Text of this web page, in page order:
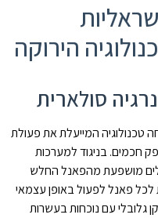
הירוקה
סולארית
בישראל ב-2006, פיתחה טכנולוגיה המייעלת את פעולת
חכמים. בניגוד למערכות
מושפעת מהפאנל החלש
פאנל לפעול באופן עצמאי
עם נוכחות בעשרות